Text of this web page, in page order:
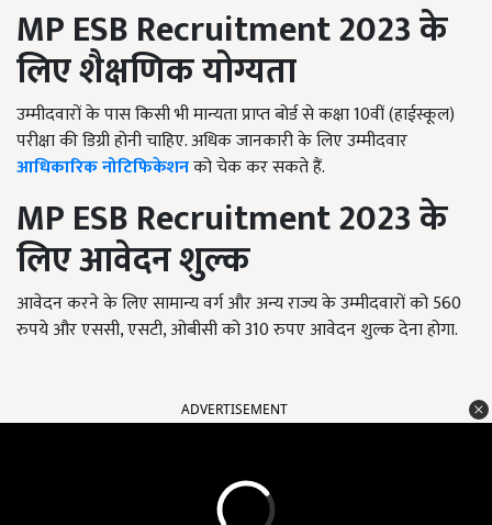
MP ESB Recruitment 2023के
लिएशैक्षणिक योग्यता
उम्मीदवारों के पास किसी भी मान्यता प्राप्त बोर्ड से कक्षा 10वीं (हाईस्कूल)
परीक्षा की डिग्री होनी चाहिए. अधिक जानकारी के लिए उम्मीदवार
आधिकारिक नोटिफिकेशनको चेक कर सकते हैं.
MP ESB Recruitment 2023के
लिए आवेदन शुल्क
आवेदन करने के लिए सामान्य वर्ग और अन्य राज्य के उम्मीदवारों को 560
रुपये और एससी, एसटी, ओबीसी को 310 रुपए आवेदन शुल्क देना होगा.
ADVERTISEMENT